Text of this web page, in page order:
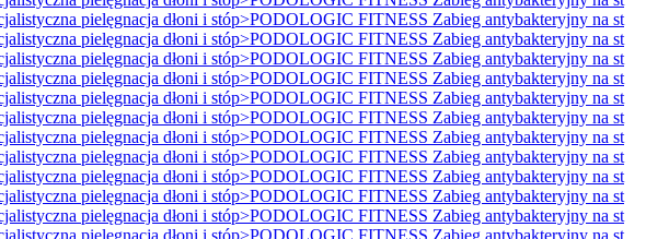
pielęgnacja dłoni i stóp>PODOLOGIC FITNESS Zabieg antybakteryjny na st
pielęgnacja dłoni i stóp>PODOLOGIC FITNESS Zabieg antybakteryjny na st
pielęgnacja dłoni i stóp>PODOLOGIC FITNESS Zabieg antybakteryjny na st
pielęgnacja dłoni i stóp>PODOLOGIC FITNESS Zabieg antybakteryjny na st
pielęgnacja dłoni i stóp>PODOLOGIC FITNESS Zabieg antybakteryjny na st
pielęgnacja dłoni i stóp>PODOLOGIC FITNESS Zabieg antybakteryjny na st
pielęgnacja dłoni i stóp>PODOLOGIC FITNESS Zabieg antybakteryjny na st
pielęgnacja dłoni i stóp>PODOLOGIC FITNESS Zabieg antybakteryjny na st
pielęgnacja dłoni i stóp>PODOLOGIC FITNESS Zabieg antybakteryjny na st
pielęgnacja dłoni i stóp>PODOLOGIC FITNESS Zabieg antybakteryjny na st
pielęgnacja dłoni i stóp>PODOLOGIC FITNESS Zabieg antybakteryjny na st
pielęgnacja dłoni i stóp>PODOLOGIC FITNESS Zabieg antybakteryjny na st